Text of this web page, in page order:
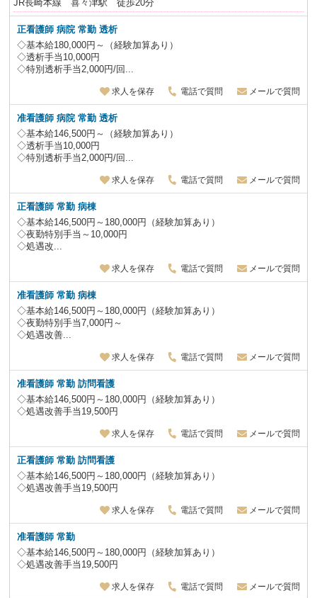
JR長崎本線 喜々津駅 徒歩20分
正看護師 病院 常勤 透析
◇基本給180,000円～（経験加算あり）
◇透析手当10,000円
◇特別透析手当2,000円/回...
求人を保存 電話で質問 メールで質問
准看護師 病院 常勤 透析
◇基本給146,500円～（経験加算あり）
◇透析手当10,000円
◇特別透析手当2,000円/回...
求人を保存 電話で質問 メールで質問
正看護師 常勤 病棟
◇基本給146,500円～180,000円（経験加算あり）
◇夜勤特別手当～10,000円
◇処遇改...
求人を保存 電話で質問 メールで質問
准看護師 常勤 病棟
◇基本給146,500円～180,000円（経験加算あり）
◇夜勤特別手当7,000円～
◇処遇改善...
求人を保存 電話で質問 メールで質問
准看護師 常勤 訪問看護
◇基本給146,500円～180,000円（経験加算あり）
◇処遇改善手当19,500円
求人を保存 電話で質問 メールで質問
正看護師 常勤 訪問看護
◇基本給146,500円～180,000円（経験加算あり）
◇処遇改善手当19,500円
求人を保存 電話で質問 メールで質問
准看護師 常勤
◇基本給146,500円～180,000円（経験加算あり）
◇処遇改善手当19,500円
求人を保存 電話で質問 メールで質問